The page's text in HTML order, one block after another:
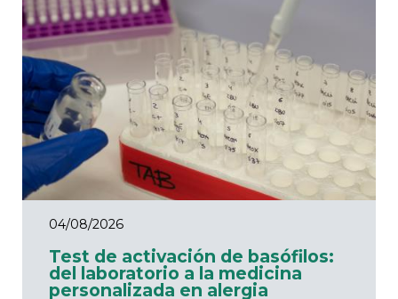
04/08/2026
Test de activación de basófilos:
del laboratorio a la medicina
personalizada en alergia